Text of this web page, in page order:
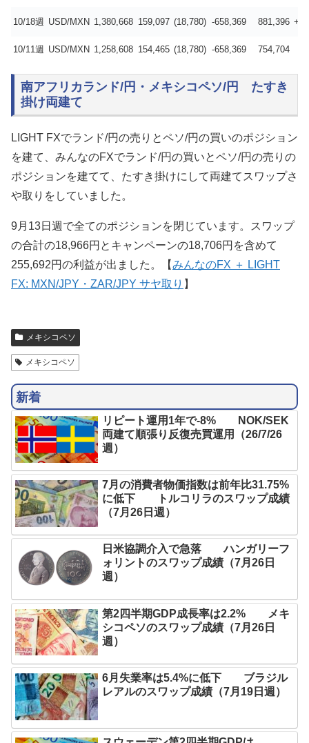
10/18週 USD/MXN 1,380,668 159,097 (18,780) -658,369 881,396
10/11週 USD/MXN 1,258,608 154,465 (18,780) -658,369 754,704
南アフリカランド/円・メキシコペソ/円 たすき
掛け両建て
LIGHT FXでランド/円の売りとペソ/円の買いのポジション
を建て、みんなのFXでランド/円の買いとペソ/円の売りの
ポジションを建てて、たすき掛けにして両建てスワップさ
や取りをしていました。
9月13日週で全てのポジションを閉じています。スワップ
の合計の18,966円とキャンペーンの18,706円を含めて
255,692円の利益が出ました。【みんなのFX ＋ LIGHT
FX: MXN/JPY・ZAR/JPY サヤ取り 】
メキシコペソ
メキシコペソ
新着
リピート運用1年で-8% NOK/SEK
両建て順張り反復売買運用（26/7/26
週）
7月の消費者物価指数は前年比31.75%
に低下 トルコリラのスワップ成績
（7月26日週）
日米協調介入で急落 ハンガリーフ
ォリントのスワップ成績（7月26日
週）
第2四半期GDP成長率は2.2% メキ
シコペソのスワップ成績（7月26日
週）
6月失業率は5.4%に低下 ブラジル
レアルのスワップ成績（7月19日週）